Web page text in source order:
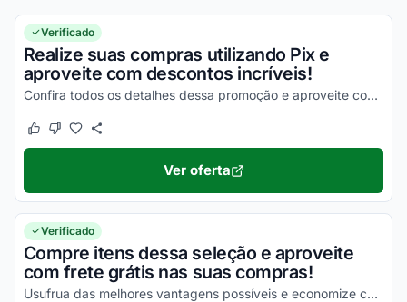
Verificado
Realize suas compras utilizando Pix e
aproveite com descontos incríveis!
Confira todos os detalhes dessa promoção e aproveite com as melhores vantagens possíveis!
Este cupom funcionou
Este cupom não funcionou
Ver oferta
Verificado
Compre itens dessa seleção e aproveite
com frete grátis nas suas compras!
Usufrua das melhores vantagens possíveis e economize com facilidade nas suas compras!